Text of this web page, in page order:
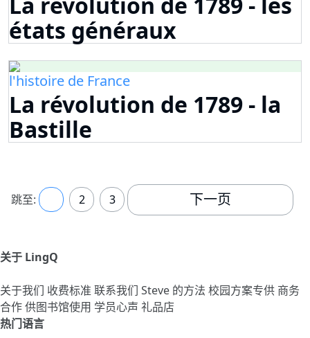
états généraux
l'histoire de France
La révolution de 1789 - la
Bastille
跳至: 2 3 下一页
关于 LingQ
关于我们 收费标准 联系我们 Steve 的方法 校园方案专供 商务
合作供图书馆使用 学员心声 礼品店
热门语言